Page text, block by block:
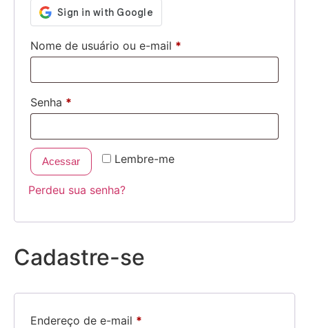
Nome de usuário ou e-mail *
Senha *
Lembre-me
Acessar
Perdeu sua senha?
Cadastre-se
Endereço de e-mail *